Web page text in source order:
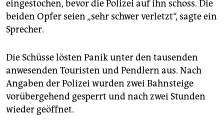
eingestochen, bevor die Polizei auf ihn schoss. Die
beiden Opfer seien „sehr schwer verletzt“, sagte ein
Sprecher.
Die Schüsse lösten Panik unter den tausenden
anwesenden Touristen und Pendlern aus. Nach
Angaben der Polizei wurden zwei Bahnsteige
vorübergehend gesperrt und nach zwei Stunden
wieder geöffnet.